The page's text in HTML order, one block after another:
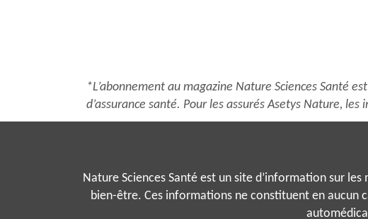
du
produit
*L’abonnement au magazine Nature Sciences Santé
d’assurance santé. Pour les assurés Asetys Nature,
Nature Sciences Santé est un site d’information sur
bien-être. Ces informations ne constituent en aucun